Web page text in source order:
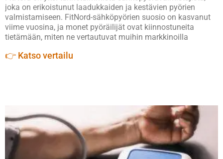
joka on erikoistunut laadukkaiden ja kestävien pyörien
valmistamiseen. FitNord-sähköpyörien suosio on kasvanut
viime vuosina, ja monet pyöräilijät ovat kiinnostuneita
tietämään, miten ne vertautuvat muihin markkinoilla
👉 Katso vertailu